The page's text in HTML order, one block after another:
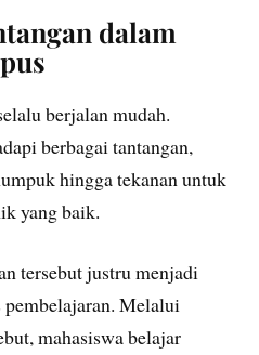
dalam
berjalan mudah.
berbagai tantangan,
hingga tekanan untuk
yang baik.
tersebut justru menjadi
pembelajaran. Melalui
mahasiswa belajar